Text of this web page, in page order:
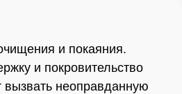
и покаяния.
и покровительство
неоправданную